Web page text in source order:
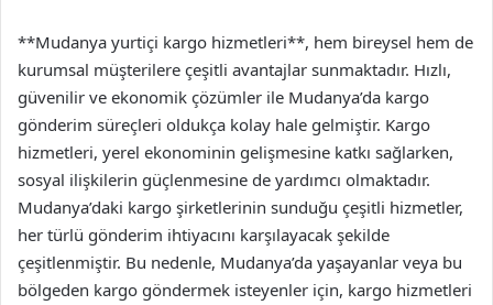
**Mudanya yurtiçi kargo hizmetleri**, hem bireysel hem de
kurumsal müşterilere çeşitli avantajlar sunmaktadır. Hızlı,
güvenilir ve ekonomik çözümler ile Mudanya’da kargo
gönderim süreçleri oldukça kolay hale gelmiştir. Kargo
hizmetleri, yerel ekonominin gelişmesine katkı sağlarken,
sosyal ilişkilerin güçlenmesine de yardımcı olmaktadır.
Mudanya’daki kargo şirketlerinin sunduğu çeşitli hizmetler,
her türlü gönderim ihtiyacını karşılayacak şekilde
çeşitlenmiştir. Bu nedenle, Mudanya’da yaşayanlar veya bu
bölgeden kargo göndermek isteyenler için, kargo hizmetleri